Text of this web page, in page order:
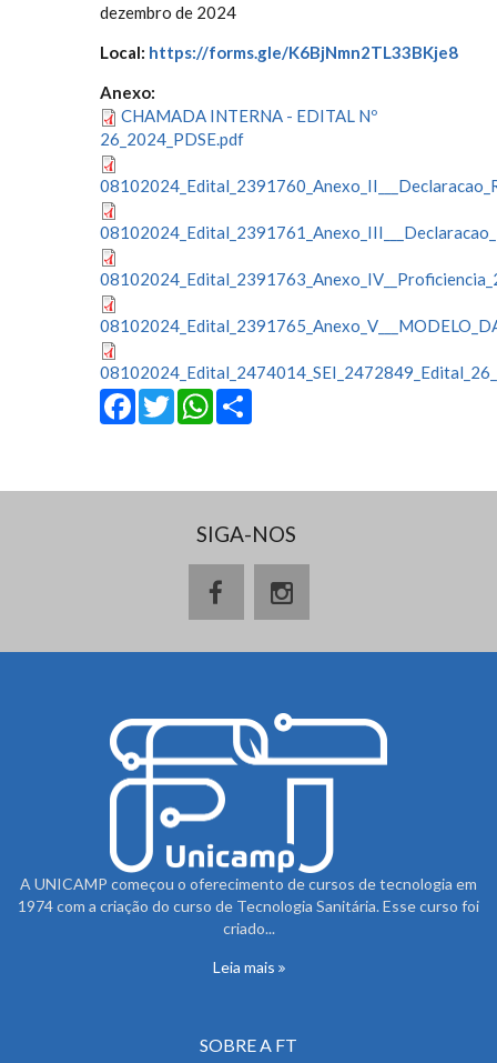
dezembro de 2024
Local: https://forms.gle/K6BjNmn2TL33BKje8
Anexo:
CHAMADA INTERNA - EDITAL Nº
26_2024_PDSE.pdf
Facebook
Twitter
WhatsApp
SIGA-NOS
A UNICAMP começou o oferecimento de cursos de tecnologia em
1974 com a criação do curso de Tecnologia Sanitária. Esse curso foi
criado...
Leia mais
SOBRE A FT